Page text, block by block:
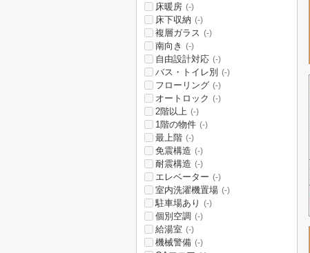
床暖房 (-)
床下収納 (-)
複層ガラス (-)
南向き (-)
自由設計対応 (-)
バス・トイレ別 (-)
フローリング (-)
オートロック (-)
2階以上 (-)
1階の物件 (-)
最上階 (-)
免震構造 (-)
耐震構造 (-)
エレベーター (-)
室内洗濯機置場 (-)
駐車場あり (-)
個別空調 (-)
給湯室 (-)
機械警備 (-)